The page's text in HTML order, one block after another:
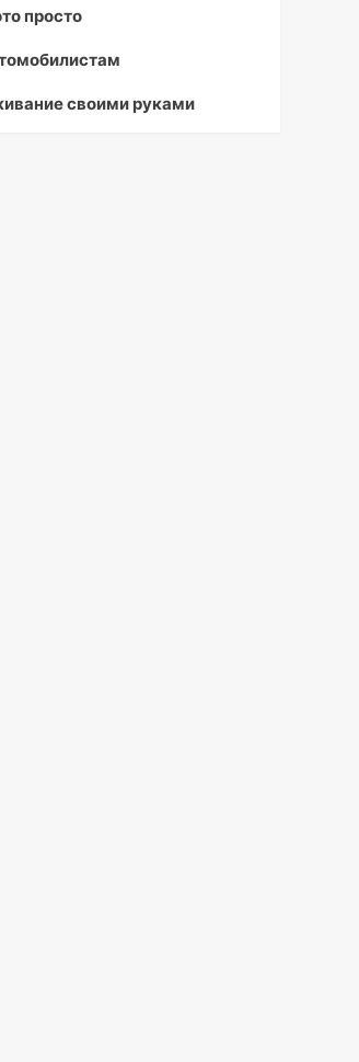
просто
своими руками